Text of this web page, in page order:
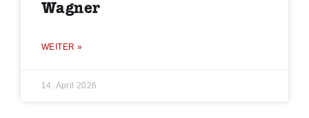
Wagner
WEITER »
14. April 2026